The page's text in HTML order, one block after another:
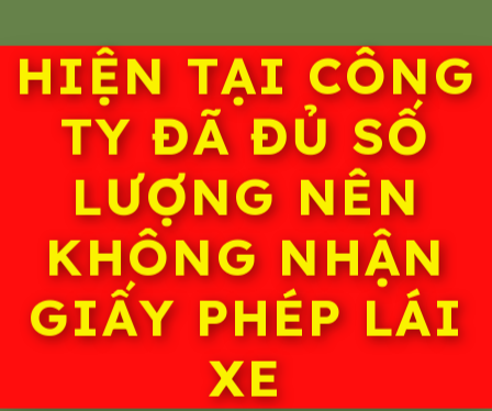
HIỆN TẠI CÔNG
TY ĐÃ ĐỦ SỐ
LƯỢNG NÊN
KHÔNG NHẬN
GIẤY PHÉP LÁI
XE